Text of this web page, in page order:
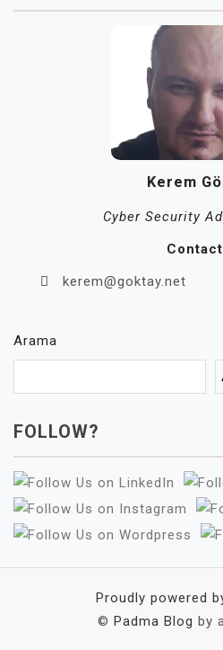
Kerem
Cyber Security
kerem@goktay.net
Arama
FOLLOW?
Proudly powered
© Padma Blog by